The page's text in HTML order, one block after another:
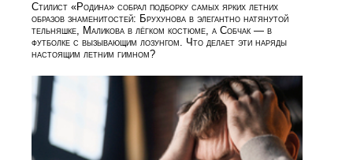
Стилист «Родина» собрал подборку самых ярких летних
образов знаменитостей: Брухунова в элегантно натянутой
тельняшке, Маликова в лёгком костюме, а Собчак — в
футболке с вызывающим лозунгом. Что делает эти наряды
настоящим летним гимном?